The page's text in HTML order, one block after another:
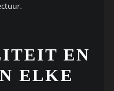
EN
ELKE